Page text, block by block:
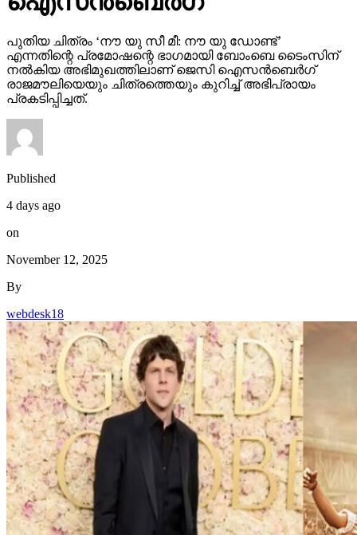
പുതിയ ചിത്രം ‘നൗ യു സീ മീ: നൗ യു ഡോണ്ട്’
എന്നതിന്റെ പ്രമോഷന്റെ ഭാഗമായി ബോംബെ ടൈംസിന്
നല്‍കിയ അഭിമുഖത്തിലാണ് ജെസി ഐസന്‍ബെര്‍ഗ്
രാജമൗലിയെയും ചിത്രത്തെയും കുറിച്ച് അഭിപ്രായം
പ്രകടിപ്പിച്ചത്.
Published
4 days ago
on
November 12, 2025
By
webdesk18